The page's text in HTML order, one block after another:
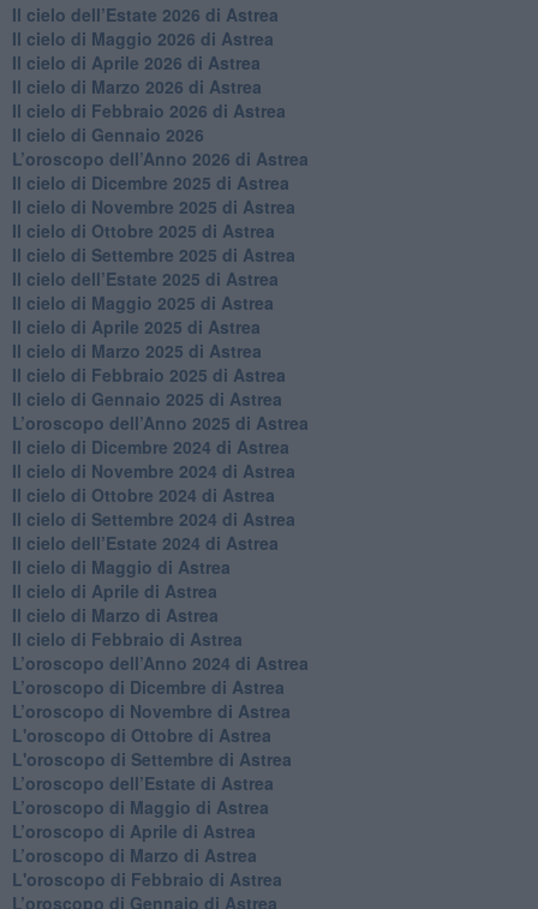
​Il cielo dell’Estate 2026 di Astrea
​Il cielo di Maggio 2026 di Astrea
​Il cielo di Aprile 2026 di Astrea
​Il cielo di Marzo 2026 di Astrea
​Il cielo di Febbraio 2026 di Astrea
Il cielo di Gennaio 2026
​L’oroscopo dell’Anno 2026 di Astrea
​Il cielo di Dicembre 2025 di Astrea
​Il cielo di Novembre 2025 di Astrea
​Il cielo di Ottobre 2025 di Astrea
Il cielo di Settembre 2025 di Astrea
Il cielo dell’Estate 2025 di Astrea
​Il cielo di Maggio 2025 di Astrea
​Il cielo di Aprile 2025 di Astrea
Il cielo di Marzo 2025 di Astrea
​Il cielo di Febbraio 2025 di Astrea
Il cielo di Gennaio 2025 di Astrea
​L’oroscopo dell’Anno 2025 di Astrea
​Il cielo di Dicembre 2024 di Astrea
Il cielo di Novembre 2024 di Astrea
​Il cielo di Ottobre 2024 di Astrea
​Il cielo di Settembre 2024 di Astrea
Il cielo dell’Estate 2024 di Astrea
Il cielo di Maggio di Astrea
Il cielo di Aprile di Astrea
​Il cielo di Marzo di Astrea
​Il cielo di Febbraio di Astrea
​L’oroscopo dell’Anno 2024 di Astrea
​L’oroscopo di Dicembre di Astrea
​L’oroscopo di Novembre di Astrea
L'oroscopo di Ottobre di Astrea
L'oroscopo di Settembre di Astrea
L’oroscopo dell’Estate di Astrea
​L’oroscopo di Maggio di Astrea
​L’oroscopo di Aprile di Astrea
L’oroscopo di Marzo di Astrea
L'oroscopo di Febbraio di Astrea
​L’oroscopo di Gennaio di Astrea